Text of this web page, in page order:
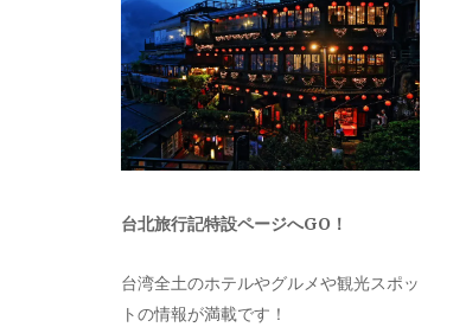
台北旅行記特設ページへGO！
台湾全土のホテルやグルメや観光スポッ
トの情報が満載です！